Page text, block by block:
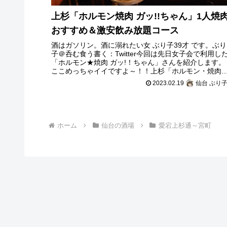
上杉「ホルモン焼肉 ガッ!!ちゃん」1人焼
おすすめ＆激安飲み放題コース
酒はガソリン。酒に溺れたい女 ぶり子39才 です。ぶり
子＠呑む食う書く：Twitter今回は先日女子会で利用し
「ホルモン★焼肉 ガッ!！ちゃん」さんを紹介します。
ここめっちゃイイですよ～！！上杉「ホルモン・焼肉
2023.02.19 仙台 ぶり子
ホーム 仙台の酒場 愛宕上杉通～宮町